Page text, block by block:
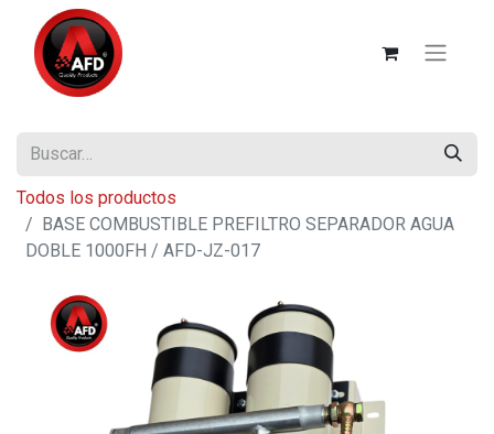
Todos los productos
BASE COMBUSTIBLE PREFILTRO SEPARADOR AGUA
DOBLE 1000FH / AFD-JZ-017